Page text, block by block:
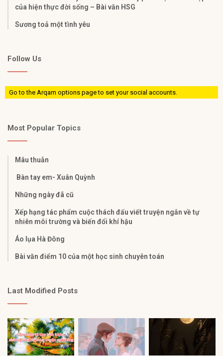
của hiện thực đời sống – Bài văn HSG
Sương toả một tình yêu
Follow Us
Go to the Arqam options page to set your social accounts.
Most Popular Topics
Mâu thuẫn
Bàn tay em- Xuân Quỳnh
Những ngày đã cũ
Xếp hạng tác phẩm cuộc thách đấu viết truyện ngắn về tự
nhiên môi trường và biến đổi khí hậu
Áo lụa Hà Đông
Bài văn điểm 10 của một học sinh chuyên toán
Last Modified Posts